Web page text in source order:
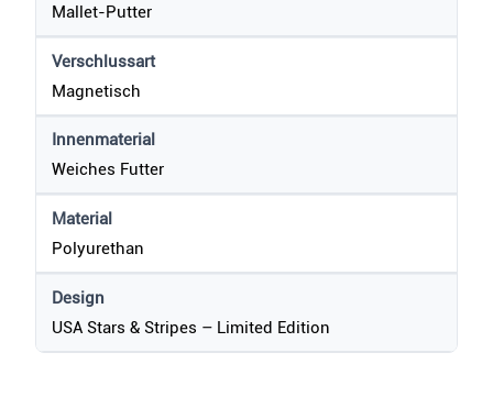
Mallet-Putter
Verschlussart
Magnetisch
Innenmaterial
Weiches Futter
Material
Polyurethan
Design
USA Stars & Stripes – Limited Edition